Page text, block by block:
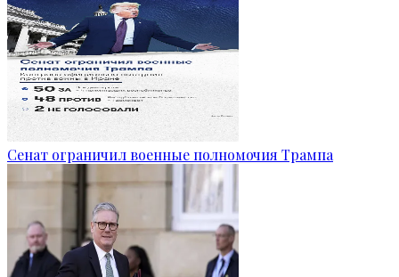
Сенат ограничил военные полномочия Трампа